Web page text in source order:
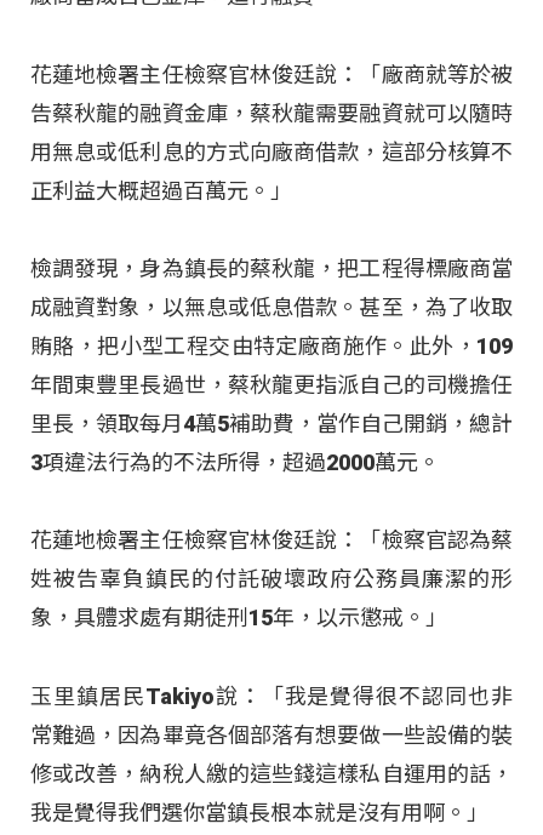
花蓮地檢署主任檢察官林俊廷說：「廠商就等於被
告蔡秋龍的融資金庫，蔡秋龍需要融資就可以隨時
用無息或低利息的方式向廠商借款，這部分核算不
正利益大概超過百萬元。」
檢調發現，身為鎮長的蔡秋龍，把工程得標廠商當
成融資對象，以無息或低息借款。甚至，為了收取
賄賂，把小型工程交由特定廠商施作。此外，109
年間東豐里長過世，蔡秋龍更指派自己的司機擔任
里長，領取每月4萬5補助費，當作自己開銷，總計
3項違法行為的不法所得，超過2000萬元。
花蓮地檢署主任檢察官林俊廷說：「檢察官認為蔡
姓被告辜負鎮民的付託破壞政府公務員廉潔的形
象，具體求處有期徒刑15年，以示懲戒。」
玉里鎮居民Takiyo說：「我是覺得很不認同也非
常難過，因為畢竟各個部落有想要做一些設備的裝
修或改善，納稅人繳的這些錢這樣私自運用的話，
我是覺得我們選你當鎮長根本就是沒有用啊。」